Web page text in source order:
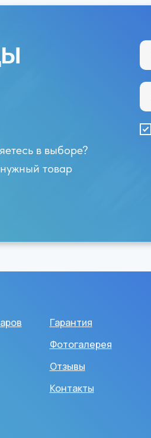
в выборе?
товар
Гарантия
Фотогалерея
Отзывы
Контакты